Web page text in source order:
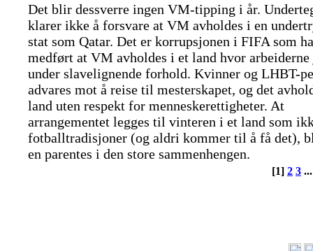
Det blir dessverre ingen VM-tipping i år.
klarer ikke å forsvare at VM avholdes i en
stat som Qatar. Det er korrupsjonen i FIFA som
medført at VM avholdes i et land hvor arbeiderne
under slavelignende forhold. Kvinner og LHBT-
advares mot å reise til mesterskapet, og det
land uten respekt for menneskerettigheter. At
arrangementet legges til vinteren i et land som
fotballtradisjoner (og aldri kommer til å få det),
en parentes i den store sammenhengen.
[1] 2 3